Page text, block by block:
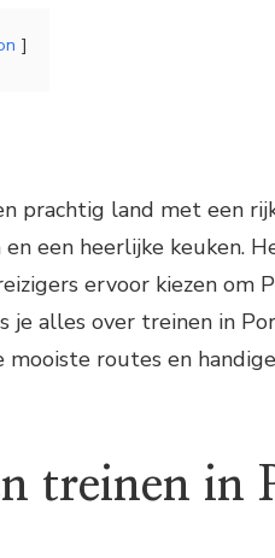
prachtig land met een
en een heerlijke keuken.
ervoor kiezen om
je alles over treinen in
routes en
treinen in